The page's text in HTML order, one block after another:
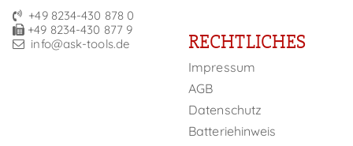
+49 8234-430 878 0
+49 8234-430 877 9
info@ask-tools.de
RECHTLICHES
Impressum
AGB
Datenschutz
Batteriehinweis